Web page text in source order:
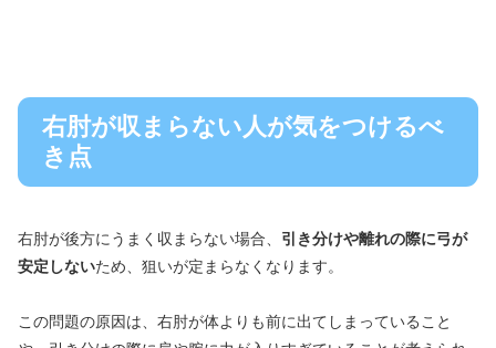
右肘が収まらない人が気をつけるべ
き点
右肘が後方にうまく収まらない場合、 引き分けや離れの際に弓が
安定しないため、狙いが定まらなくなります。
この問題の原因は、右肘が体よりも前に出てしまっていること